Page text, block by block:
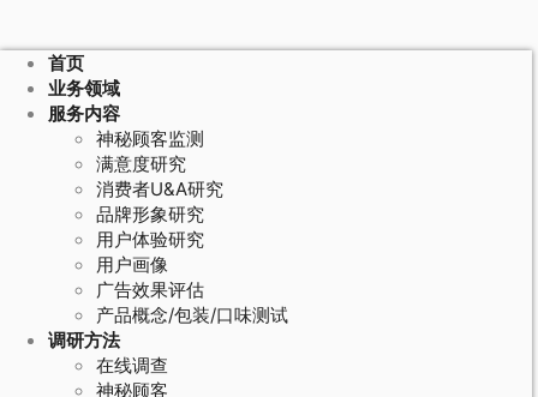
首页
业务领域
服务内容
神秘顾客监测
满意度研究
消费者U&A研究
品牌形象研究
用户体验研究
用户画像
广告效果评估
产品概念/包装/口味测试
调研方法
在线调查
神秘顾客